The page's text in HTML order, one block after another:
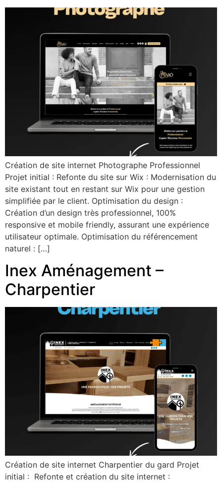
Création de site internet Photographe Professionnel
Projet initial : Refonte du site sur Wix : Modernisation du
site existant tout en restant sur Wix pour une gestion
simplifiée par le client. Optimisation du design :
Création d’un design très professionnel, 100%
responsive et mobile friendly, assurant une expérience
utilisateur optimale. Optimisation du référencement
naturel : […]
Inex Aménagement –
Charpentier
Création de site internet Charpentier du gard Projet
initial : Refonte et création du site internet :